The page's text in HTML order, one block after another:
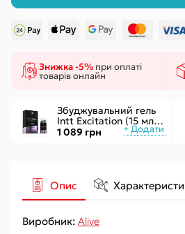
Знижка -5% при оплаті
товарів онлайн
Збуджувальний гель
Intt Excitation (15 мл) з
екстрактом
женьшеню, з ефектом
1 089 грн
Опис
Виробник: Alive